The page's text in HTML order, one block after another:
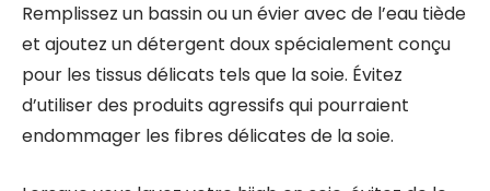
Remplissez un bassin ou un évier avec de l’eau tiède
et ajoutez un détergent doux spécialement conçu
pour les tissus délicats tels que la soie. Évitez
d’utiliser des produits agressifs qui pourraient
endommager les fibres délicates de la soie.